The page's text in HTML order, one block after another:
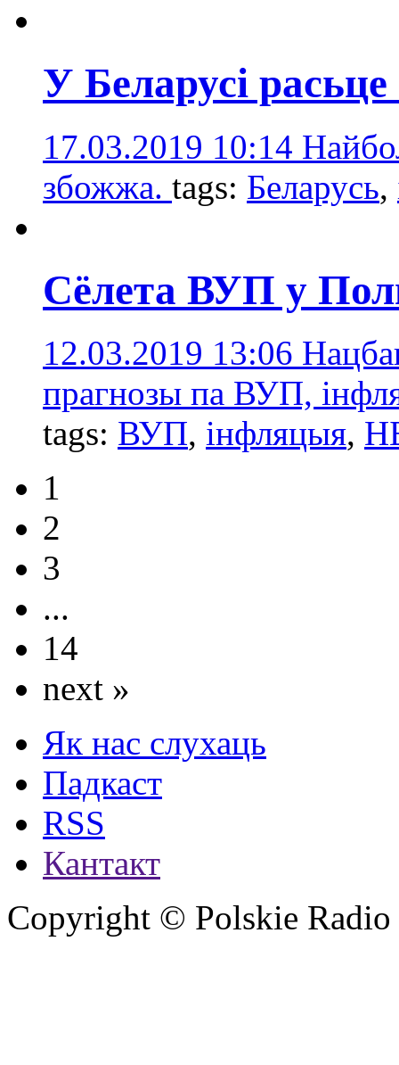
У Беларусі
17.03.2019 10:14
збожжа. tags: Беларусь,
Сёлета ВУП у
12.03.2019 13:06
прагнозы па ВУП,
tags: ВУП, інфляцыя,
1
2
3
...
14
next »
Як нас слухаць
Падкаст
RSS
Кантакт
Copyright © Polskie